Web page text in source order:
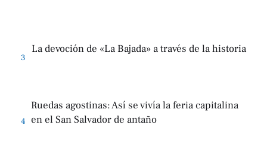
3
La devoción de «La Bajada» a través de la historia
4
Ruedas agostinas: Así se vivía la feria capitalina
en el San Salvador de antaño